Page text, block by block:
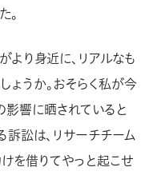
。
より身近に、リアルなも
ょうか。おそらく私が今
影響に晒されていると
訴訟は、リサーチチーム
を借りてやっと起こせ